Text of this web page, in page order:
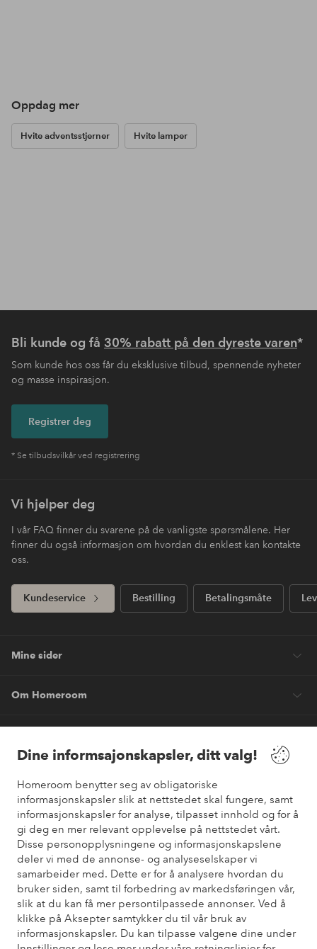
Dine informsajonskapsler, ditt valg!
Homeroom benytter seg av obligatoriske
informasjonskapsler slik at nettstedet skal fungere, samt
informasjonskapsler for analyse, tilpasset innhold og for å
gi deg en mer relevant opplevelse på nettstedet vårt.
Disse personopplysningene og informasjonskapslene
deler vi med de annonse- og analyseselskaper vi
samarbeider med. Dette er for å analysere hvordan du
bruker siden, samt til forbedring av markedsføringen vår,
slik at du kan få mer persontilpassede annonser. Ved å
klikke på Aksepter samtykker du til vår bruk av
informasjonskapsler. Du kan tilpasse valgene dine under
Oppdag mer
Hvite adventsstjerner Hvite lamper
Bli kunde og få 30% rabatt på den dyreste varen*
Som kunde hos oss får du eksklusive tilbud, spennende nyheter
og masse inspirasjon.
Registrer deg
* Se tilbudsvilkår ved registrering
Vi hjelper deg
I vår FAQ finner du svarene på de vanligste spørsmålene. Her
finner du også informasjon om hvordan du enklest kan kontakte
oss.
Kundeservice Bestilling Betalingsmåte
Mine sider
Om Homeroom
Venner
Sikre betalinger
Vil du vite mer om våre betalingsalternativer?
elpy